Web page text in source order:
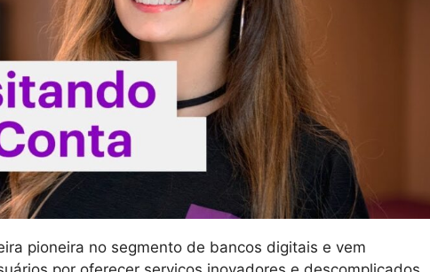
pioneira no segmento de bancos digitais e vem